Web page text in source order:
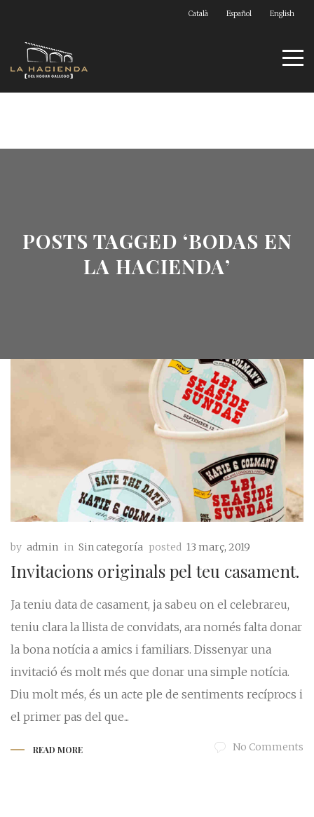
Català Español English
POSTS TAGGED ‘BODAS EN
LA HACIENDA’
by admin in Sin categoría posted 13 març, 2019
Invitacions originals pel teu casament.
Ja teniu data de casament, ja sabeu on el celebrareu,
teniu clara la llista de convidats, ara només falta donar
la bona notícia a amics i familiars. Dissenyar una
invitació és molt més que donar una simple notícia.
Diu molt més, és un acte ple de sentiments recíprocs i
el primer pas del que...
READ MORE No Comments